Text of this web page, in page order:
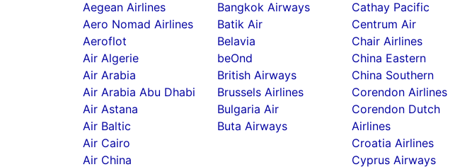
Aegean Airlines
Aero Nomad Airlines
Aeroflot
Air Algerie
Air Arabia
Air Arabia Abu Dhabi
Air Astana
Air Baltic
Air Cairo
Air China
Bangkok Airways
Batik Air
Belavia
beOnd
British Airways
Brussels Airlines
Bulgaria Air
Buta Airways
Cathay Pacific
Centrum Air
Chair Airlines
China Eastern
China Southern
Corendon Airlines
Corendon Dutch
Airlines
Croatia Airlines
Cyprus Airways